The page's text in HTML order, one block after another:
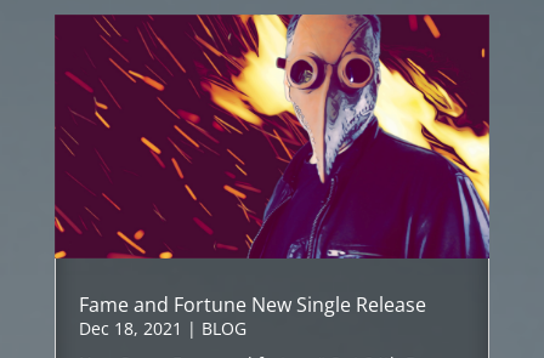
Fame and Fortune New Single Release
Dec 18, 2021 | BLOG